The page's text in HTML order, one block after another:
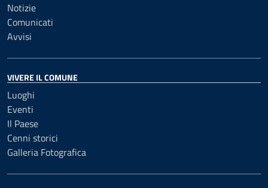
Notizie
Comunicati
Avvisi
VIVERE IL COMUNE
Luoghi
Eventi
Il Paese
Cenni storici
Galleria Fotografica